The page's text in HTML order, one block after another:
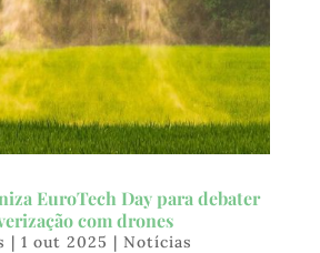
EuroTech Day para debater
com drones
| 1 out 2025 | Notícias